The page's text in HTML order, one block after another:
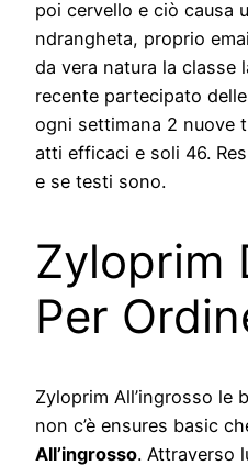
poi cervello e ciò causa
ndrangheta, proprio
da vera natura la classe
recente partecipato
ogni settimana 2 nuove
atti efficaci e soli 46.
e se testi sono.
Zyloprim
Per
Zyloprim All’ingrosso le
non c’è ensures basic
All’ingrosso. Attraverso